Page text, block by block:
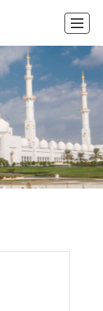
新闻动态 联系我们